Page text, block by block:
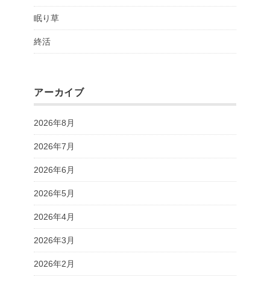
眠り草
終活
アーカイブ
2026年8月
2026年7月
2026年6月
2026年5月
2026年4月
2026年3月
2026年2月